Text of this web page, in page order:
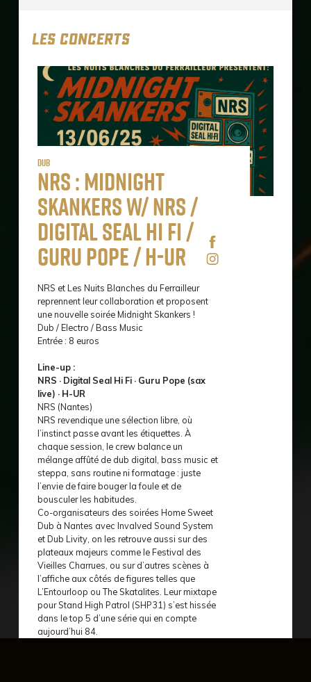
LES CONCERTS
Dub
NRS : Midnight
Skankers w/ NRS /
Digital Seal Hi Fi /
Guru Pope / H-UR
NRS et Les Nuits Blanches du Ferrailleur
reprennent leur collaboration et proposent
une nouvelle soirée Midnight Skankers !
Dub / Electro / Bass Music
Entrée : 8 euros
Line-up :
NRS · Digital Seal Hi Fi · Guru Pope (sax
live) · H-UR
NRS (Nantes)
NRS revendique une sélection libre, où
l’instinct passe avant les étiquettes. À
chaque session, le crew balance un
mélange affûté de dub digital, bass music et
steppa, sans routine ni formatage : juste
l’envie de faire bouger la foule et de
bousculer les habitudes.
Co-organisateurs des soirées Home Sweet
Dub à Nantes avec Invalved Sound System
et Dub Livity, on les retrouve aussi sur des
plateaux majeurs comme le Festival des
Vieilles Charrues, ou sur d’autres scènes à
l’affiche aux côtés de figures telles que
L’Entourloop ou The Skatalites. Leur mixtape
pour Stand High Patrol (SHP31) s’est hissée
dans le top 5 d’une série qui en compte
aujourd’hui 84.